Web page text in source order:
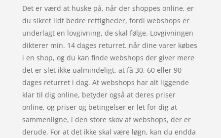
Det er værd at huske på, når der shoppes online, er
du sikret lidt bedre rettigheder, fordi webshops er
underlagt en lovgivning, de skal følge. Lovgivningen
dikterer min. 14 dages returret. når dine varer købes
i en shop, og du kan finde webshops der giver mere
det er slet ikke ualmindeligt, at få 30, 60 eller 90
dages returret i dag. At webshops har alt liggende
klar til dig online, betyder også at deres priser
online, og priser og betingelser er let for dig at
sammenligne, i den store skov af webshops, der er
derude. For at det ikke skal være løgn, kan du endda